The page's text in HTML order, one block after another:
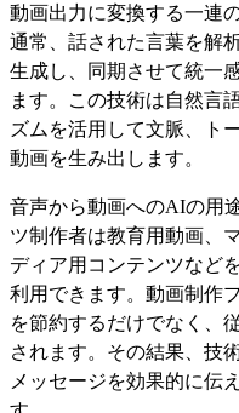
動画出力に変換する一連
通常、話された言葉を解
生成し、同期させて統一
ます。この技術は自然言
ズムを活用して文脈、ト
動画を生み出します。
音声から動画へのAIの用
ツ制作者は教育用動画、
ディア用コンテンツなど
利用できます。動画制作
を節約するだけでなく、
されます。その結果、技
メッセージを効果的に伝